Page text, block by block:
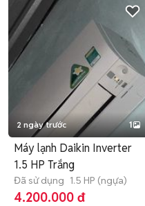
2 ngày trước 1
Máy lạnh Daikin Inverter
1.5 HP Trắng
Đã sử dụng 1.5 HP (ngựa)
4.200.000 đ